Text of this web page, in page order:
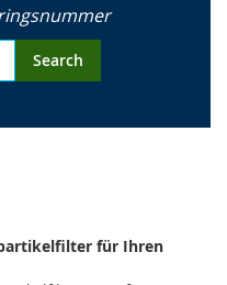
Search
für Ihren